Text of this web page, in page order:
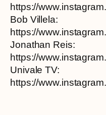
https://
Bob Villela:
https://
Jonathan Reis:
https://
Univale TV:
https://